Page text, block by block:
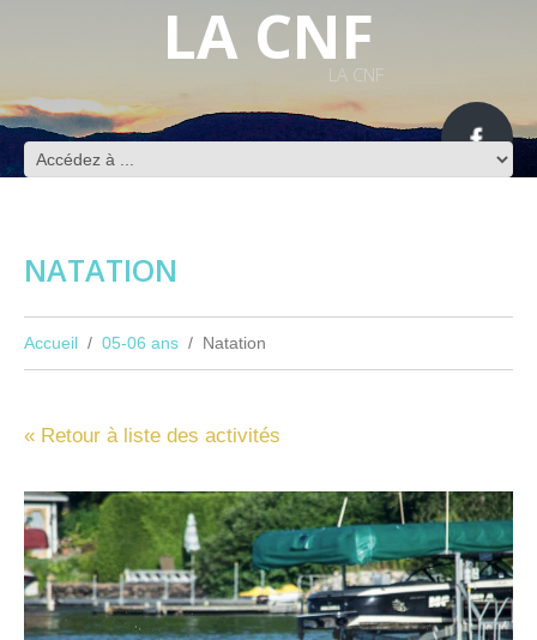
LA CNF
LA CNF
NATATION
Accueil 05-06 ans Natation
« Retour à liste des activités